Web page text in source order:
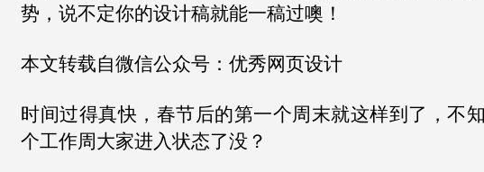
势，说不定你的设计稿就能一稿过噢！
本文转载自微信公众号：优秀网页设计
时间过得真快，春节后的第一个周末就这样到了，不
个工作周大家进入状态了没？